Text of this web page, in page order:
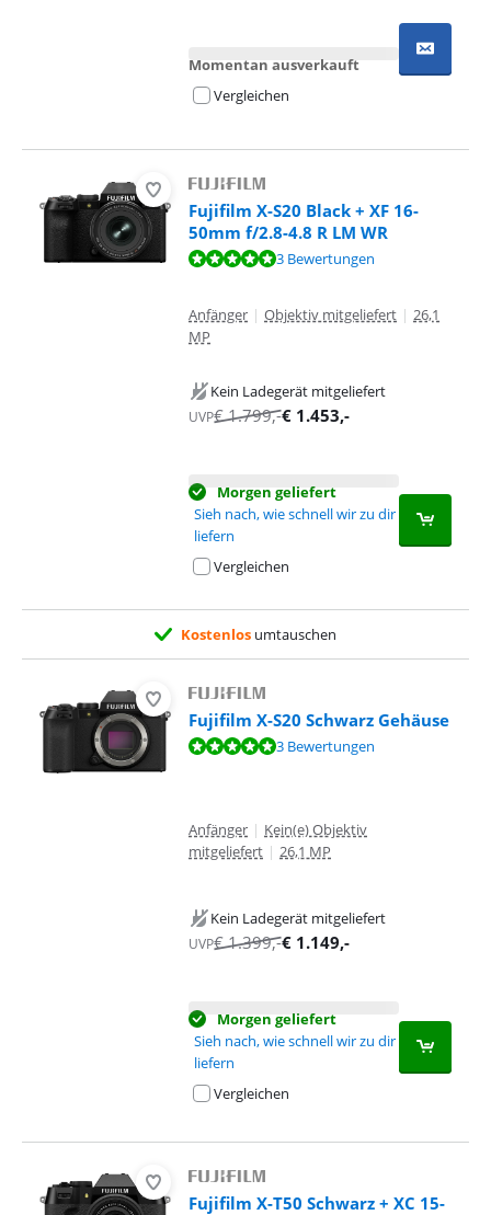
Momentan ausverkauft
Vergleichen
Fujifilm X-S20 Black + XF 16-
50mm f/2.8-4.8 R LM WR
Bewertet mit 9,7 von 10, basierend auf 3 Bewertungen.
3 Bewertungen
Anfänger | Objektiv mitgeliefert | 26,1
MP
Kein Ladegerät mitgeliefert
UVP€1.799,-€ 1.453,-
Morgen geliefert
Sieh nach, wie schnell wir zu dir
liefern
Vergleichen
Kostenlos umtauschen
Fujifilm X-S20 Schwarz Gehäuse
Bewertet mit 9,7 von 10, basierend auf 3 Bewertungen.
3 Bewertungen
Anfänger | Kein(e) Objektiv
mitgeliefert | 26,1 MP
Kein Ladegerät mitgeliefert
UVP€1.399,-€ 1.149,-
Morgen geliefert
Sieh nach, wie schnell wir zu dir
liefern
Vergleichen
Fujifilm X-T50 Schwarz + XC 15-